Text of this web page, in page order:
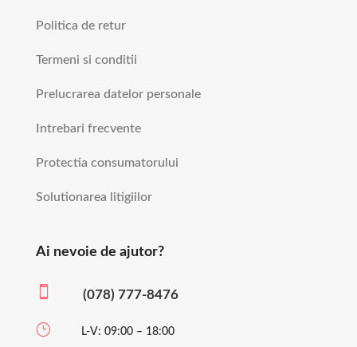
Politica de retur
Termeni si conditii
Prelucrarea datelor personale
Intrebari frecvente
Protectia consumatorului
Solutionarea litigiilor
Ai nevoie de ajutor?
 (078) 777-8476
} L-V: 09:00 – 18:00